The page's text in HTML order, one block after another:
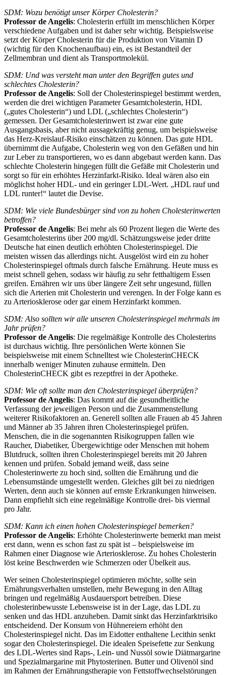
SDM: Wozu benötigt unser Körper Cholesterin?
Professor de Angelis: Cholesterin erfüllt im menschlichen Körper
verschiedene Aufgaben und ist daher sehr wichtig. Beispielsweise
setzt der Körper Cholesterin für die Produktion von Vitamin D
(wichtig für den Knochenaufbau) ein, es ist Bestandteil der
Zellmembran und dient als Transportmolekül.
SDM: Und was versteht man unter den Begriffen gutes und
schlechtes Cholesterin?
Professor de Angelis: Soll der Cholesterinspiegel bestimmt werden,
werden die drei wichtigen Parameter Gesamtcholesterin, HDL
(„gutes Cholesterin“) und LDL („schlechtes Cholesterin“)
gemessen. Der Gesamtcholesterinwert ist zwar eine gute
Ausgangsbasis, aber nicht aussagekräftig genug, um beispielsweise
das Herz-Kreislauf-Risiko einschätzen zu können. Das gute HDL
übernimmt die Aufgabe, Cholesterin weg von den Gefäßen und hin
zur Leber zu transportieren, wo es dann abgebaut werden kann. Das
schlechte Cholesterin hingegen füllt die Gefäße mit Cholesterin und
sorgt so für ein erhöhtes Herzinfarkt-Risiko. Ideal wären also ein
möglichst hoher HDL- und ein geringer LDL-Wert. „HDL rauf und
LDL runter!“ lautet die Devise.
SDM: Wie viele Bundesbürger sind von zu hohen Cholesterinwerten
betroffen?
Professor de Angelis: Bei mehr als 60 Prozent liegen die Werte des
Gesamtcholesterins über 200 mg/dl. Schätzungsweise jeder dritte
Deutsche hat einen deutlich erhöhten Cholesterinspiegel. Die
meisten wissen das allerdings nicht. Ausgelöst wird ein zu hoher
Cholesterinspiegel oftmals durch falsche Ernährung. Heute muss es
meist schnell gehen, sodass wir häufig zu sehr fetthaltigem Essen
greifen. Ernähren wir uns über längere Zeit sehr ungesund, füllen
sich die Arterien mit Cholesterin und verengen. In der Folge kann es
zu Arteriosklerose oder gar einem Herzinfarkt kommen.
SDM: Also sollten wir alle unseren Cholesterinspiegel mehrmals im
Jahr prüfen?
Professor de Angelis: Die regelmäßige Kontrolle des Cholesterins
ist durchaus wichtig. Ihre persönlichen Werte können Sie
beispielsweise mit einem Schnelltest wie CholesterinCHECK
innerhalb weniger Minuten zuhause ermitteln. Den
CholesterinCHECK gibt es rezeptfrei in der Apotheke.
SDM: Wie oft sollte man den Cholesterinspiegel überprüfen?
Professor de Angelis: Das kommt auf die gesundheitliche
Verfassung der jeweiligen Person und die Zusammenstellung
weiterer Risikofaktoren an. Generell sollten alle Frauen ab 45 Jahren
und Männer ab 35 Jahren ihren Cholesterinspiegel prüfen.
Menschen, die in die sogenannten Risikogruppen fallen wie
Raucher, Diabetiker, Übergewichtige oder Menschen mit hohem
Blutdruck, sollten ihren Cholesterinspiegel bereits mit 20 Jahren
kennen und prüfen. Sobald jemand weiß, dass seine
Cholesterinwerte zu hoch sind, sollten die Ernährung und die
Lebensumstände umgestellt werden. Gleiches gilt bei zu niedrigen
Werten, denn auch sie können auf ernste Erkrankungen hinweisen.
Dann empfiehlt sich eine regelmäßige Kontrolle drei- bis viermal
pro Jahr.
SDM: Kann ich einen hohen Cholesterinspiegel bemerken?
Professor de Angelis: Erhöhte Cholesterinwerte bemerkt man meist
erst dann, wenn es schon fast zu spät ist – beispielsweise im
Rahmen einer Diagnose wie Arteriosklerose. Zu hohes Cholesterin
löst keine Beschwerden wie Schmerzen oder Übelkeit aus.
Wer seinen Cholesterinspiegel optimieren möchte, sollte sein
Ernährungsverhalten umstellen, mehr Bewegung in den Alltag
bringen und regelmäßig Ausdauersport betreiben. Diese
cholesterinbewusste Lebensweise ist in der Lage, das LDL zu
senken und das HDL anzuheben. Damit sinkt das Herzinfarktrisiko
entscheidend. Der Konsum von Hühnereiern erhöht den
Cholesterinspiegel nicht. Das im Eidotter enthaltene Lecithin senkt
sogar den Cholesterinspiegel. Die idealen Speisefette zur Senkung
des LDL-Wertes sind Raps-, Lein- und Nussöl sowie Diätmargarine
und Spezialmargarine mit Phytosterinen. Butter und Olivenöl sind
im Rahmen der Ernährungstherapie von Fettstoffwechselstörungen